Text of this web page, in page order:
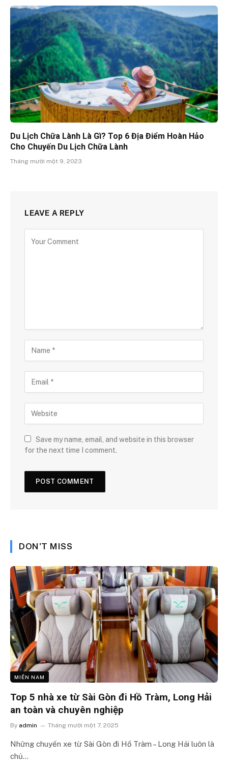
Du Lịch Chữa Lành Là Gì? Top 6 Địa Điểm Hoàn Hảo
Cho Chuyến Du Lịch Chữa Lành
Tháng mười một 9, 2023
LEAVE A REPLY
Save my name, email, and website in this browser
for the next time I comment.
DON'T MISS
MIỀN NAM
Top 5 nhà xe từ Sài Gòn đi Hồ Tràm, Long Hải
an toàn và chuyên nghiệp
By admin Tháng mười một 7, 2025
Những chuyến xe từ Sài Gòn đi Hồ Tràm – Long Hải luôn là
chủ…